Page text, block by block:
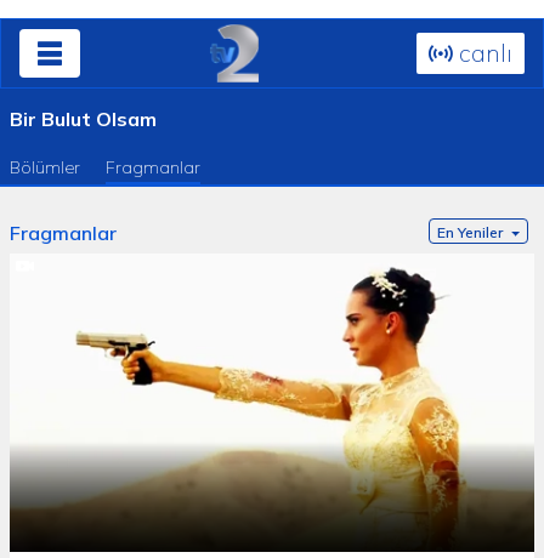
canlı
Bir Bulut Olsam
Bölümler Fragmanlar
Fragmanlar En Yeniler